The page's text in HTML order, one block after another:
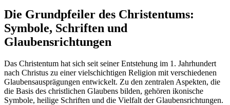
Die Grundpfeiler des Christentums:
Symbole, Schriften und
Glaubensrichtungen
Das Christentum hat sich seit seiner Entstehung im 1. Jahrhundert
nach Christus zu einer vielschichtigen Religion mit verschiedenen
Glaubensausprägungen entwickelt. Zu den zentralen Aspekten, die
die Basis des christlichen Glaubens bilden, gehören ikonische
Symbole, heilige Schriften und die Vielfalt der Glaubensrichtungen.